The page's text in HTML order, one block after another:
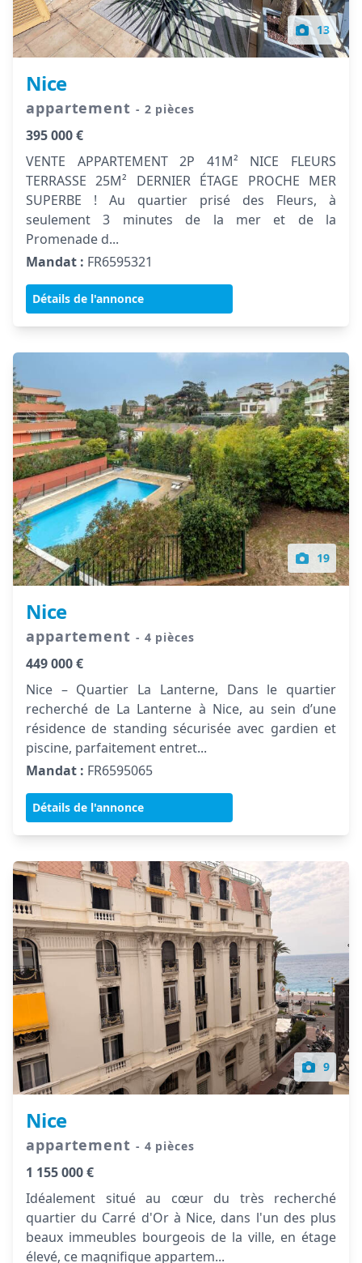
13
Nice
appartement - 2 pièces
395 000 €
VENTE APPARTEMENT 2P 41M² NICE FLEURS
TERRASSE 25M² DERNIER ÉTAGE PROCHE MER
SUPERBE ! Au quartier prisé des Fleurs, à
seulement 3 minutes de la mer et de la
Promenade d...
Mandat : FR6595321
Détails de l'annonce
19
Nice
appartement - 4 pièces
449 000 €
Nice – Quartier La Lanterne, Dans le quartier
recherché de La Lanterne à Nice, au sein d’une
résidence de standing sécurisée avec gardien et
piscine, parfaitement entret...
Mandat : FR6595065
Détails de l'annonce
9
Nice
appartement - 4 pièces
1 155 000 €
Idéalement situé au cœur du très recherché
quartier du Carré d'Or à Nice, dans l'un des plus
beaux immeubles bourgeois de la ville, en étage
élevé, ce magnifique appartem...